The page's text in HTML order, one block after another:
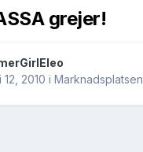
grejer!
2010 i Marknadsplatsen